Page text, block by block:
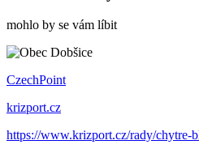
mohlo by se vám líbit
CzechPoint
krizport.cz
https://www.krizport.cz/rady/chytre-